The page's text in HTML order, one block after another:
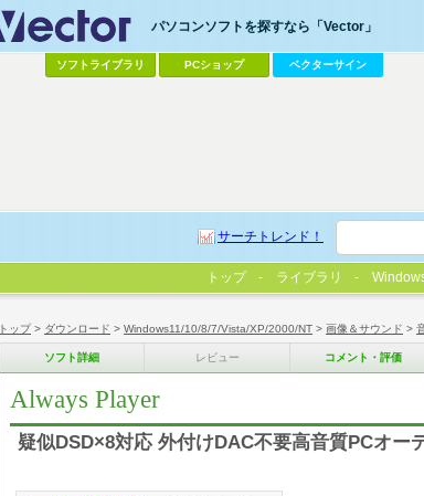
トップ> ダウンロード > Windows11/10/8/7/Vista/XP/2000/NT > 画像＆サウンド >
ソフト詳細 レビュー コメント・評価
Always Player
疑似DSD×8対応 外付けDAC不要高音質PCオー
パソコンソフトを探すなら「Vector」
ソフトライブラリ PCショップ ベクターサイン
サーチトレンド！
トップ ライブラリ